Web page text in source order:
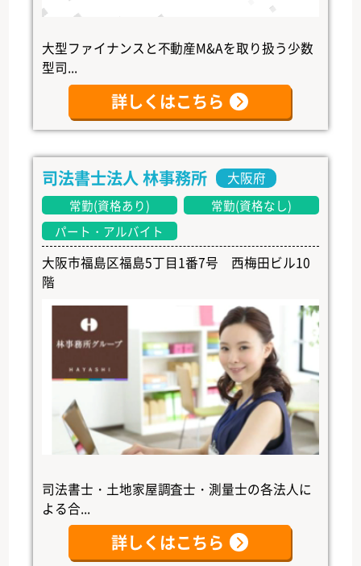
大型ファイナンスと不動産M&Aを取り扱う少数
型司...
詳しくはこちら
司法書士法人 林事務所 大阪府
常勤(資格あり)
常勤(資格なし)
パート・アルバイト
大阪市福島区福島5丁目1番7号 西梅田ビル10
階
司法書士・土地家屋調査士・測量士の各法人に
よる合...
詳しくはこちら